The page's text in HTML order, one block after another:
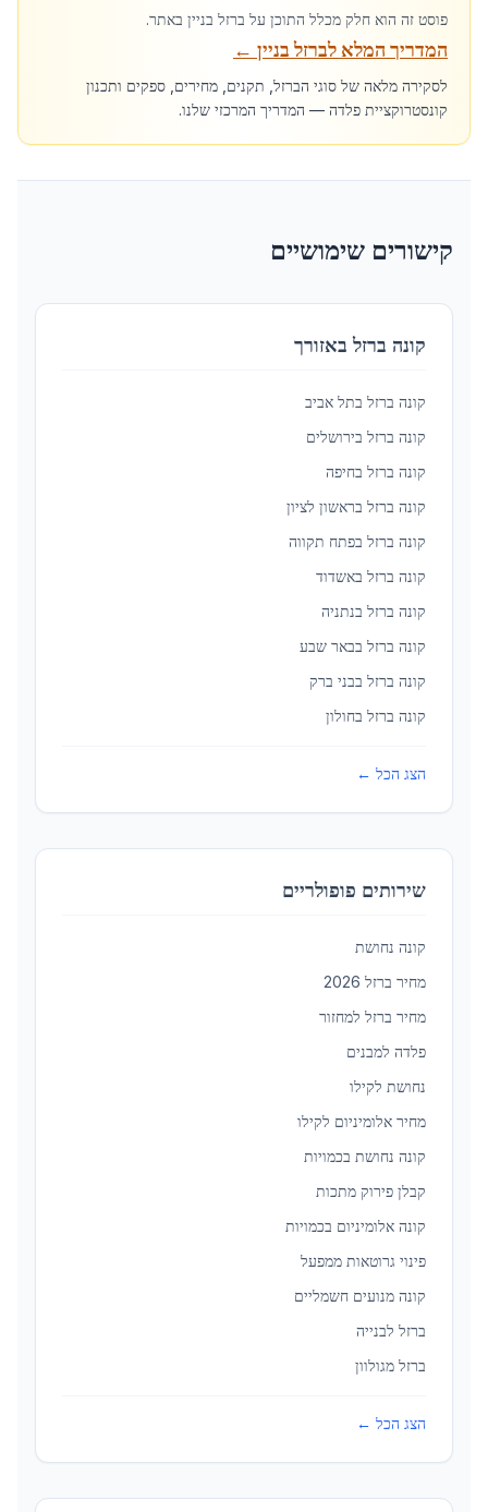
פוסט זה הוא חלק מכלל התוכן על ברזל בניין באתר.
המדריך המלא לברזל בניין ←
לסקירה מלאה של סוגי הברזל, תקנים, מחירים, ספקים ותכנון
קונסטרוקציית פלדה — המדריך המרכזי שלנו.
קישורים שימושיים
קונה ברזל באזורך
קונה ברזל בתל אביב
קונה ברזל בירושלים
קונה ברזל בחיפה
קונה ברזל בראשון לציון
קונה ברזל בפתח תקווה
קונה ברזל באשדוד
קונה ברזל בנתניה
קונה ברזל בבאר שבע
קונה ברזל בבני ברק
קונה ברזל בחולון
הצג הכל ←
שירותים פופולריים
קונה נחושת
מחיר ברזל 2026
מחיר ברזל למחזור
פלדה למבנים
נחושת לקילו
מחיר אלומיניום לקילו
קונה נחושת בכמויות
קבלן פירוק מתכות
קונה אלומיניום בכמויות
פינוי גרוטאות ממפעל
קונה מנועים חשמליים
ברזל לבנייה
ברזל מגולוון
הצג הכל ←